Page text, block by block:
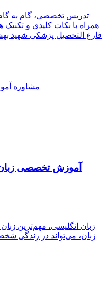
تدریس تخصصی، گام به
همراه با نکات کلیدی و
فارغ التحصیل پزشکی شهید
مشاوره
آموزش تخصصی زبان
زبان انگلیسی، مهم‌ترین
زبان، می‌تواند در زندگی